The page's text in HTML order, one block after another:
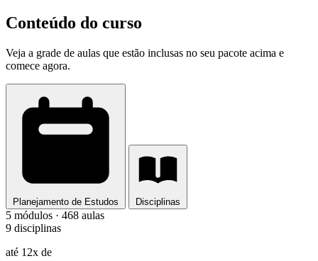
Conteúdo do curso
Veja a grade de aulas que estão inclusas no seu pacote acima e
comece agora.
Planejamento de Estudos Disciplinas
5 módulos · 468 aulas
9 disciplinas
até 12x de